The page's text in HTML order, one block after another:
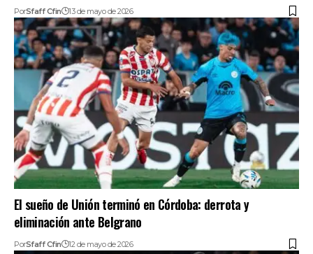
PorSfaff Cfin 13 de mayo de 2026
El sueño de Unión terminó en Córdoba: derrota y
eliminación ante Belgrano
PorSfaff Cfin 12 de mayo de 2026